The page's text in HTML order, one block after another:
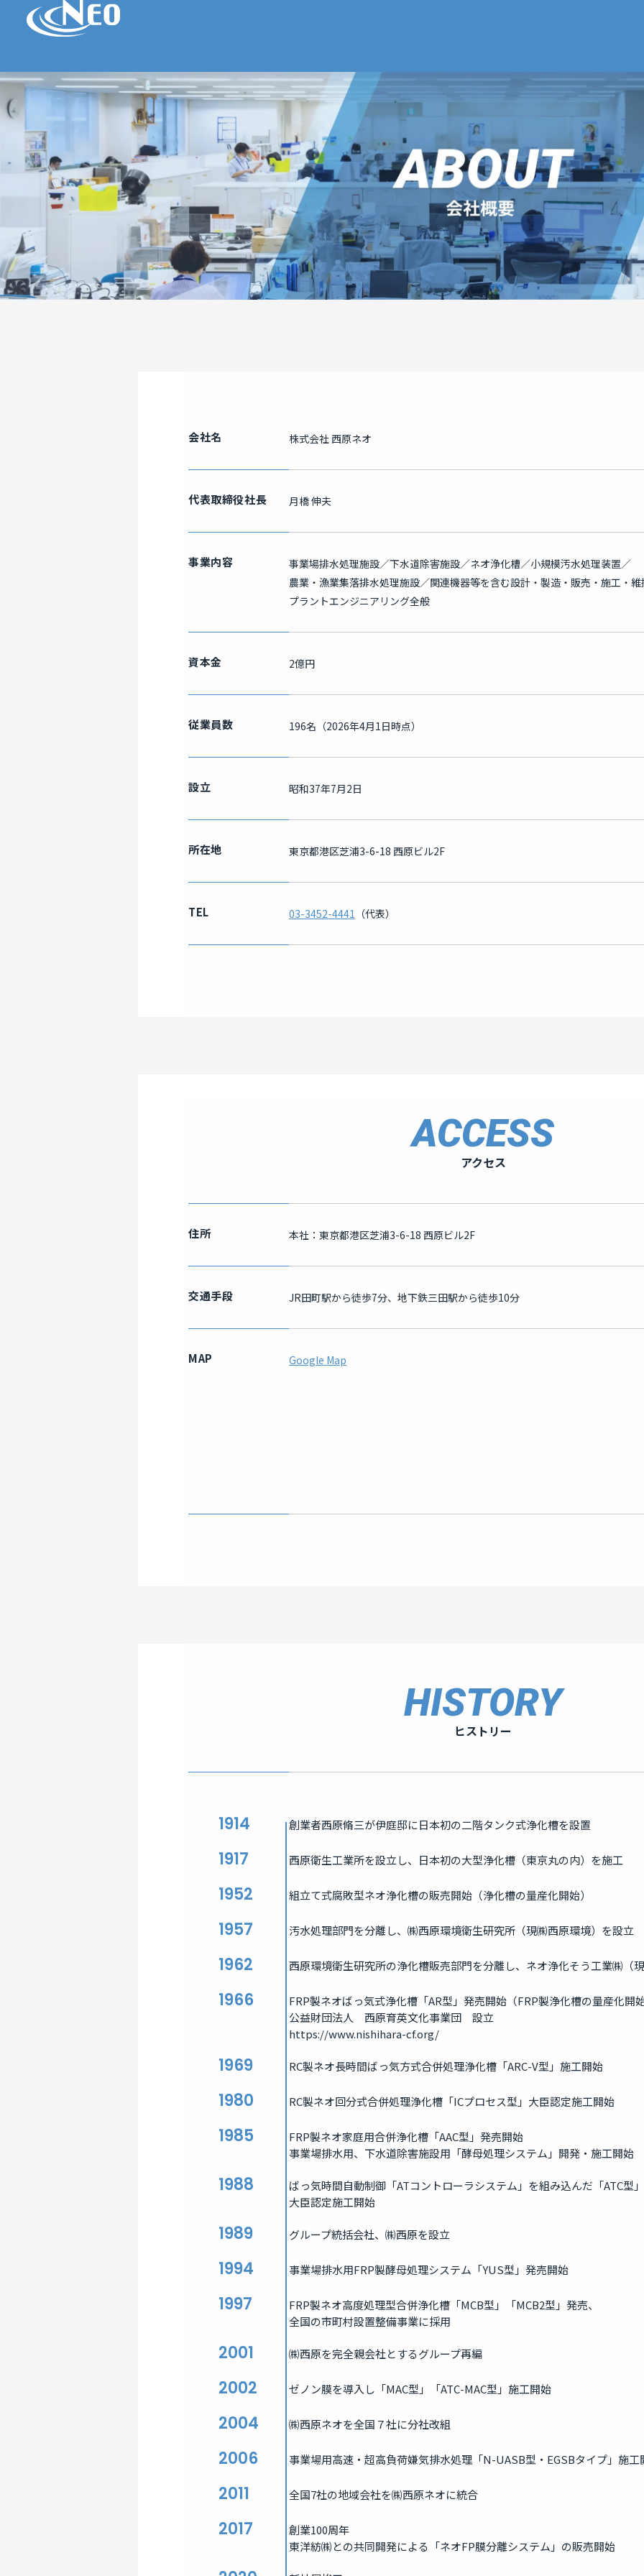
会社名 株式会社 西原ネオ
代表取締役社長 月橋 伸夫
事業内容
事業場排水処理施設／下水道除害施設／ネオ浄化槽／小規模汚水処理装置／
農業・漁業集落排水処理施設／関連機器等を含む設計・製造・販売・施工・
プラントエンジニアリング全般
資本金 2億円
従業員数 196名（2026年4月1日時点）
設立 昭和37年7月2日
所在地 東京都港区芝浦3-6-18 西原ビル2F
TEL 03-3452-4441 （代表）
ACCESS
アクセス
住所 本社：東京都港区芝浦3-6-18 西原ビル2F
交通手段 JR田町駅から徒歩7分、地下鉄三田駅から徒歩10分
MAP Google Map
HISTORY
ヒストリー
1914 創業者西原脩三が伊庭邸に日本初の二階タンク式浄化槽を設置
1917 西原衛生工業所を設立し、日本初の大型浄化槽（東京丸の内）を施工
1952 組立て式腐敗型ネオ浄化槽の販売開始（浄化槽の量産化開始）
1957 汚水処理部門を分離し、㈱西原環境衛生研究所（現㈱西原環境）を設立
1962 西原環境衛生研究所の浄化槽販売部門を分離し、ネオ浄化そう工業㈱（
1966
FRP製ネオばっ気式浄化槽「AR型」発売開始（FRP製浄化槽の量産化開
公益財団法人 西原育英文化事業団 設立
https://www.nishihara-cf.org/
1969 RC製ネオ長時間ばっ気方式合併処理浄化槽「ARC-V型」施工開始
1980 RC製ネオ回分式合併処理浄化槽「ICプロセス型」大臣認定施工開始
1985
FRP製ネオ家庭用合併浄化槽「AAC型」発売開始
事業場排水用、下水道除害施設用「酵母処理システム」開発・施工開始
1988
ばっ気時間自動制御「ATコントローラシステム」を組み込んだ「ATC型」
大臣認定施工開始
1989 グループ統括会社、㈱西原を設立
1994 事業場排水用FRP製酵母処理システム「YUS型」発売開始
1997
FRP製ネオ高度処理型合併浄化槽「MCB型」「MCB2型」発売、
全国の市町村設置整備事業に採用
2001 ㈱西原を完全親会社とするグループ再編
2002 ゼノン膜を導入し「MAC型」「ATC-MAC型」施工開始
2004 ㈱西原ネオを全国７社に分社改組
2006 事業場用高速・超高負荷嫌気排水処理「N-UASB型・EGSBタイプ」施工
2011 全国7社の地域会社を㈱西原ネオに統合
2017
創業100周年
東洋紡㈱との共同開発による「ネオFP膜分離システム」の販売開始